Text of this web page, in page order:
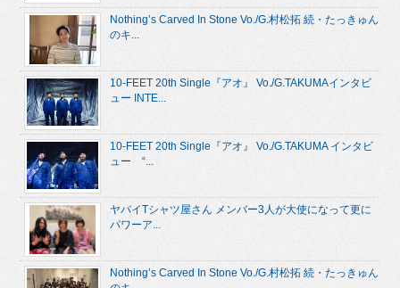
Nothing’s Carved In Stone Vo./G.村松拓 続・たっきゅん
のキ...
10-FEET 20th Single『アオ』 Vo./G.TAKUMAインタビ
ュー INTE...
10-FEET 20th Single『アオ』 Vo./G.TAKUMA インタビ
ュー “...
ヤバイTシャツ屋さん メンバー3人が大使になって更に
パワーア...
Nothing’s Carved In Stone Vo./G.村松拓 続・たっきゅん